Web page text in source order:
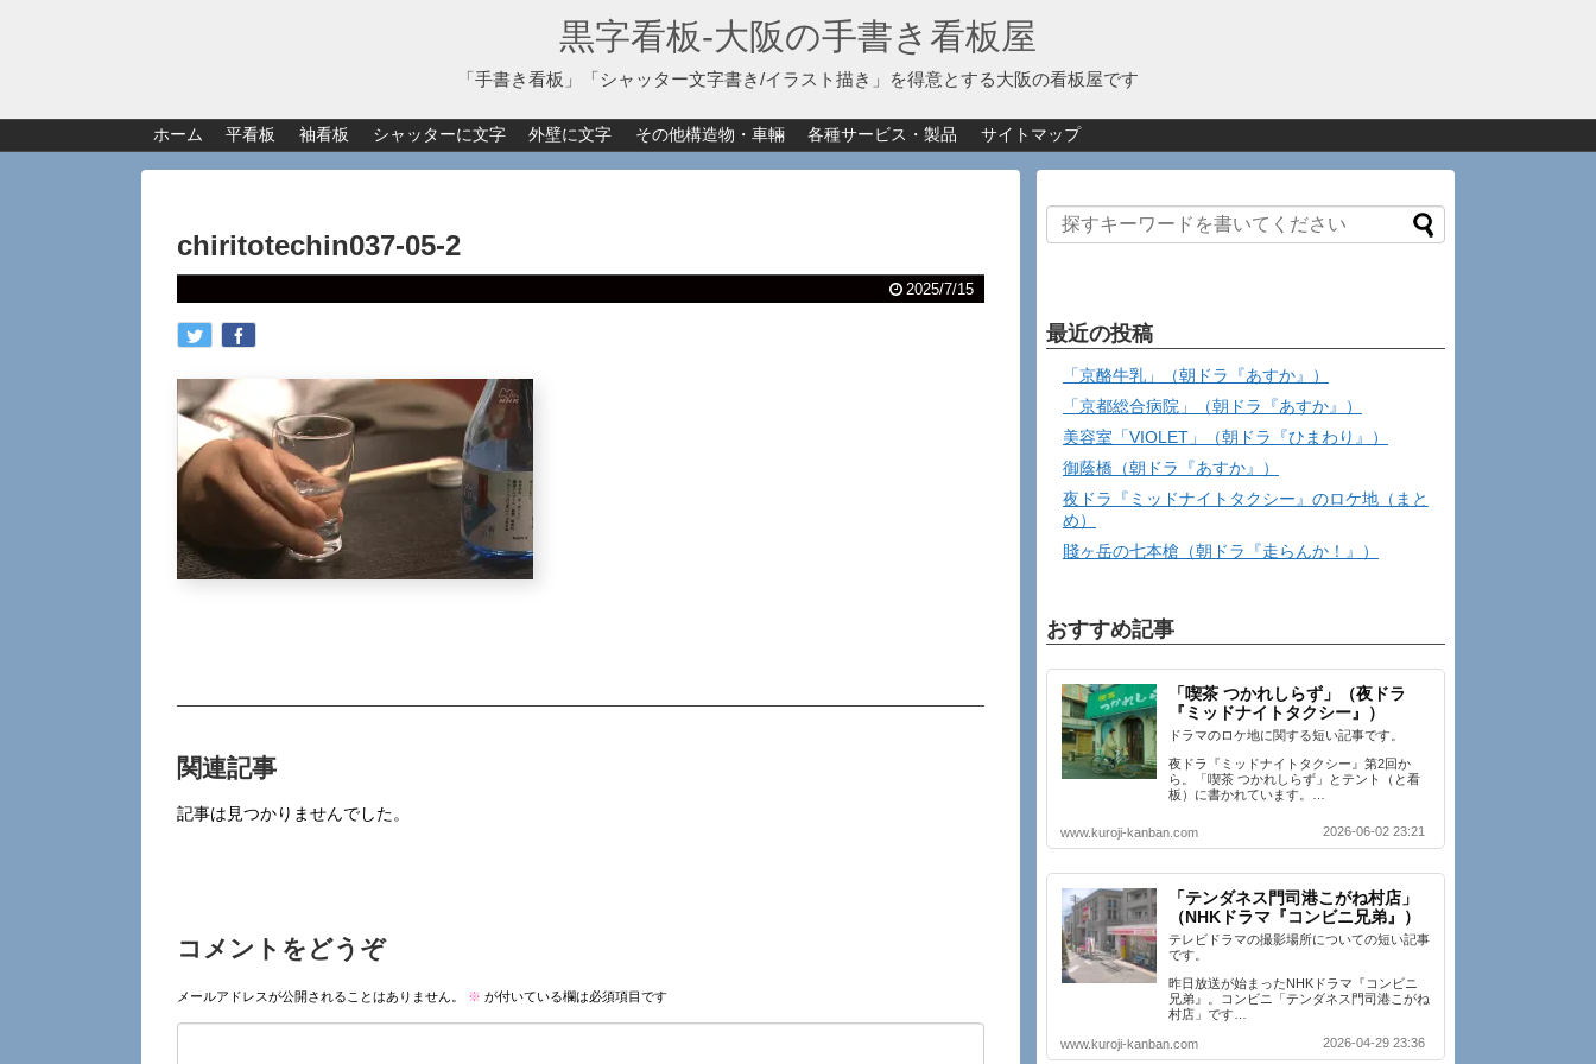
黒字看板‐大阪の手書き看板屋
「手書き看板」「シャッター文字書き/イラスト描き」を得意とする大阪の看板屋です
ホーム 平看板 袖看板 シャッターに文字 外壁に文字 その他構造物・車輛 各種サービス・製品 サイトマップ
chiritotechin037-05-2
2025/7/15
関連記事
記事は見つかりませんでした。
コメントをどうぞ
メールアドレスが公開されることはありません。 ※ が付いている欄は必須項目です
最近の投稿
「京酪牛乳」（朝ドラ『あすか』）
「京都総合病院」（朝ドラ『あすか』）
美容室「VIOLET」（朝ドラ『ひまわり』）
御蔭橋（朝ドラ『あすか』）
夜ドラ『ミッドナイトタクシー』のロケ地（まと
め）
賤ヶ岳の七本槍（朝ドラ『走らんか！』）
おすすめ記事
「喫茶 つかれしらず」（夜ドラ
『ミッドナイトタクシー』）
ドラマのロケ地に関する短い記事です。
夜ドラ『ミッドナイトタクシー』第2回か
ら。「喫茶 つかれしらず」とテント（と看
板）に書かれています。…
www.kuroji-kanban.com 2026-06-02 23:21
「テンダネス門司港こがね村店」
（NHKドラマ『コンビニ兄弟』）
テレビドラマの撮影場所についての短い記事
です。
昨日放送が始まったNHKドラマ『コンビニ
兄弟』。コンビニ「テンダネス門司港こがね
村店」です…
www.kuroji-kanban.com 2026-04-29 23:36